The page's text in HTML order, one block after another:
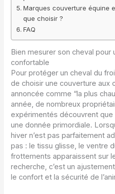
Marques couverture équine
que choisir ?
FAQ
Bien mesurer son cheval
confortable
Pour protéger un cheval du
de choisir une couverture aux
annoncée comme “la plus
année, de nombreux
expérimentés découvrent
une donnée primordiale.
hiver n’est pas parfaitement
pas : le tissu glisse, le ventre
frottements apparaissent sur
recherche, c’est un
le confort et la sécurité de